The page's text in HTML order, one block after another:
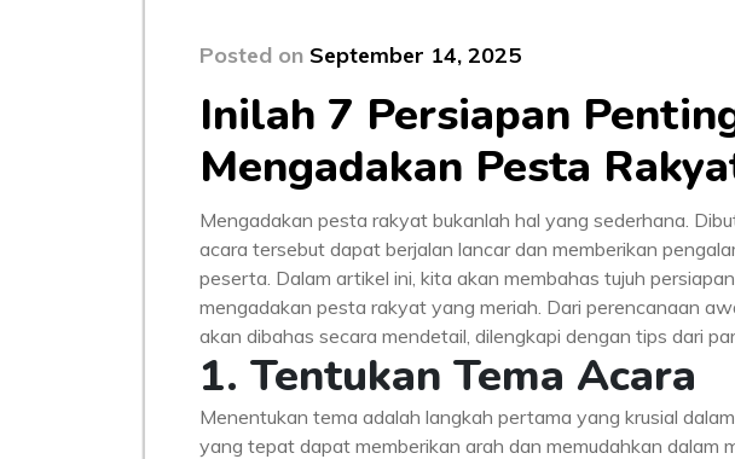
Posted on September 14, 2025
Inilah 7 Persiapan
Mengadakan Pesta
Mengadakan pesta rakyat bukanlah hal yang sederhana.
acara tersebut dapat berjalan lancar dan memberikan
peserta. Dalam artikel ini, kita akan membahas tujuh
mengadakan pesta rakyat yang meriah. Dari perencanaan
akan dibahas secara mendetail, dilengkapi dengan tips dari
1. Tentukan Tema Acara
Menentukan tema adalah langkah pertama yang krusial
yang tepat dapat memberikan arah dan memudahkan dalam